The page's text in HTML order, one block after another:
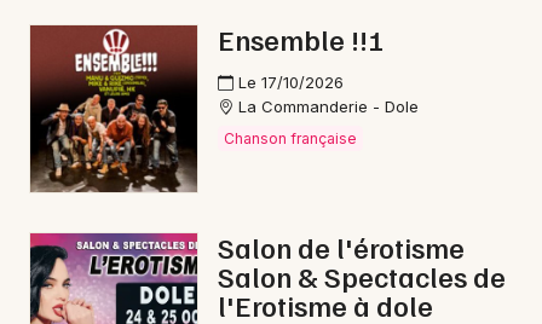
Foires en Bourgogne-Franche-Comté
Newsletter des sorties
Artistes en tournée
Actus à Lons-le-Saunier
Ensemble !!!
Le 17/10/2026
La Commanderie - Dole
Chanson française
Salon de l'érotisme
Salon & Spectacles de
l'Erotisme à dole